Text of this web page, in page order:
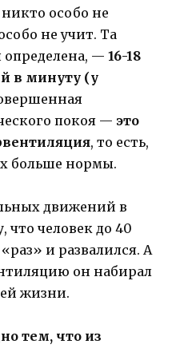
особо не
не учит. Та
— 16-18
в минуту (у
покоя — это
, то есть,
больше нормы.
движений в
человек до 40
и развалился. А
он набирал
жизни.
тем, что из